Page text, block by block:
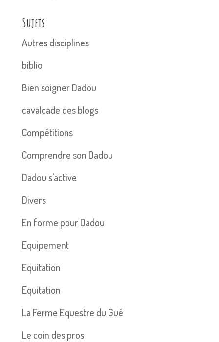
Sujets
Autres disciplines
biblio
Bien soigner Dadou
cavalcade des blogs
Compétitions
Comprendre son Dadou
Dadou s'active
Divers
En forme pour Dadou
Equipement
Equitation
Equitation
La Ferme Equestre du Gué
Le coin des pros